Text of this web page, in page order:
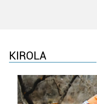
erabiltzeko baimen
irakurri
KIROLA